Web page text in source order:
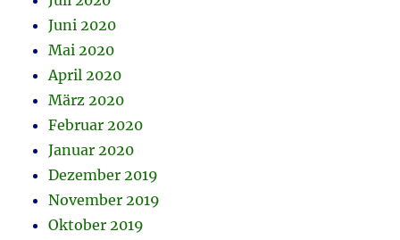
Juni 2020
Mai 2020
April 2020
März 2020
Februar 2020
Januar 2020
Dezember 2019
November 2019
Oktober 2019